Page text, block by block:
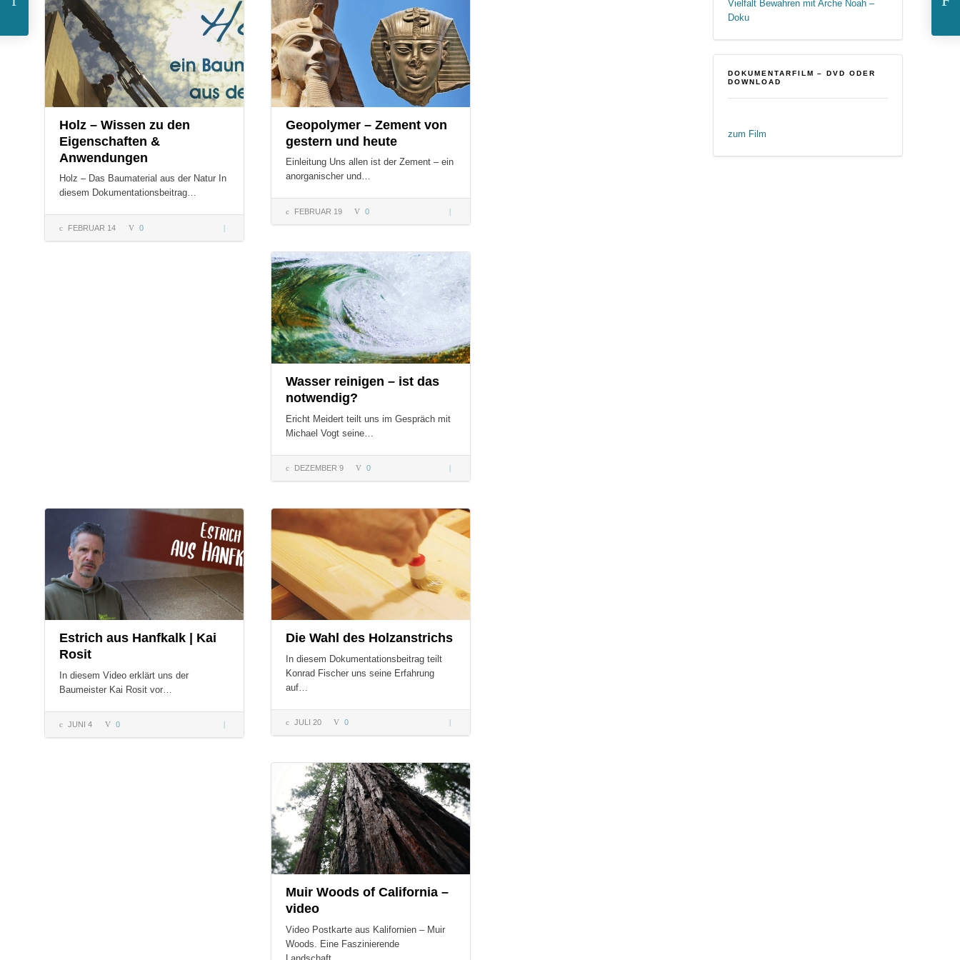
Holz – Wissen zu den
Eigenschaften &
Anwendungen
Holz – Das Baumaterial aus der Natur In
diesem Dokumentationsbeitrag…
FEBRUAR 14 0
zu den
Anwendungen
Geopolymer – Zement von
gestern und heute
Einleitung Uns allen ist der Zement – ein
anorganischer und…
FEBRUAR 19 0
– Zement
Wasser reinigen – ist das
notwendig?
Ericht Meidert teilt uns im Gespräch mit
Michael Vogt seine…
DEZEMBER 9
COMMENTS:
0
reinigen –
notwendig?
Estrich aus Hanfkalk | Kai
Rosit
In diesem Video erklärt uns der
Baumeister Kai Rosit vor…
JUNI 4
COMMENTS:
0
aus
Die Wahl des Holzanstrichs
In diesem Dokumentationsbeitrag teilt
Konrad Fischer uns seine Erfahrung
auf…
JULI 20
COMMENTS:
0
Holzanstrichs
Muir Woods of California –
video
Video Postkarte aus Kalifornien – Muir
Woods. Eine Faszinierende
COMMENTS:
Vielfalt Bewahren mit Arche Noah –
Doku
DOKUMENTARFILM – DVD ODER
DOWNLOAD
zum Film
mit Claudius Kern